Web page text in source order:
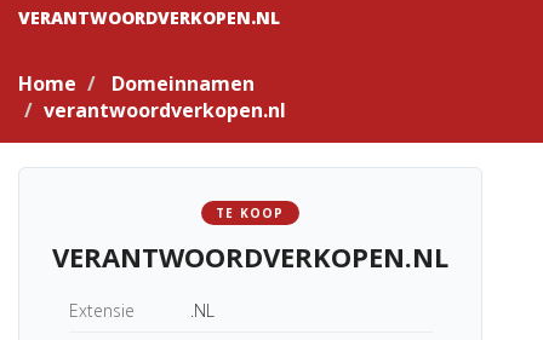
t
i
VERANTWOORDVERKOPEN.NL
Home
Domeinnamen
verantwoordverkopen.nl
TE KOOP
VERANTWOORDVERKOPEN.NL
Extensie
.NL